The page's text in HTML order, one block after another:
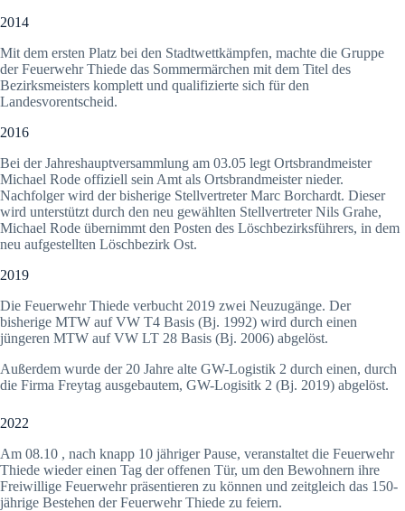
2014
Mit dem ersten Platz bei den Stadtwettkämpfen, machte die Gruppe
der Feuerwehr Thiede das Sommermärchen mit dem Titel des
Bezirksmeisters komplett und qualifizierte sich für den
Landesvorentscheid.
2016
Bei der Jahreshauptversammlung am 03.05 legt Ortsbrandmeister
Michael Rode offiziell sein Amt als Ortsbrandmeister nieder.
Nachfolger wird der bisherige Stellvertreter Marc Borchardt. Dieser
wird unterstützt durch den neu gewählten Stellvertreter Nils Grahe,
Michael Rode übernimmt den Posten des Löschbezirksführers, in dem
neu aufgestellten Löschbezirk Ost.
2019
Die Feuerwehr Thiede verbucht 2019 zwei Neuzugänge. Der
bisherige MTW auf VW T4 Basis (Bj. 1992) wird durch einen
jüngeren MTW auf VW LT 28 Basis (Bj. 2006) abgelöst.
Außerdem wurde der 20 Jahre alte GW-Logistik 2 durch einen, durch
die Firma Freytag ausgebautem, GW-Logisitk 2 (Bj. 2019) abgelöst.
2022
Am 08.10 , nach knapp 10 jähriger Pause, veranstaltet die Feuerwehr
Thiede wieder einen Tag der offenen Tür, um den Bewohnern ihre
Freiwillige Feuerwehr präsentieren zu können und zeitgleich das 150-
jährige Bestehen der Feuerwehr Thiede zu feiern.